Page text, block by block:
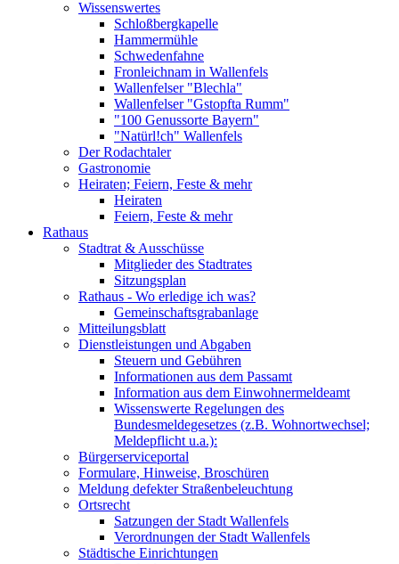
Wissenswertes
Schloßbergkapelle
Hammermühle
Schwedenfahne
Fronleichnam in Wallenfels
Wallenfelser "Blechla"
Wallenfelser "Gstopfta Rumm"
"100 Genussorte Bayern"
"Natürl!ch" Wallenfels
Der Rodachtaler
Gastronomie
Heiraten; Feiern, Feste & mehr
Heiraten
Feiern, Feste & mehr
Rathaus
Stadtrat & Ausschüsse
Mitglieder des Stadtrates
Sitzungsplan
Rathaus - Wo erledige ich was?
Gemeinschaftsgrabanlage
Mitteilungsblatt
Dienstleistungen und Abgaben
Steuern und Gebühren
Informationen aus dem Passamt
Information aus dem Einwohnermeldeamt
Wissenswerte Regelungen des
Bundesmeldegesetzes (z.B. Wohnortwechsel;
Meldepflicht u.a.):
Bürgerserviceportal
Formulare, Hinweise, Broschüren
Meldung defekter Straßenbeleuchtung
Ortsrecht
Satzungen der Stadt Wallenfels
Verordnungen der Stadt Wallenfels
Städtische Einrichtungen